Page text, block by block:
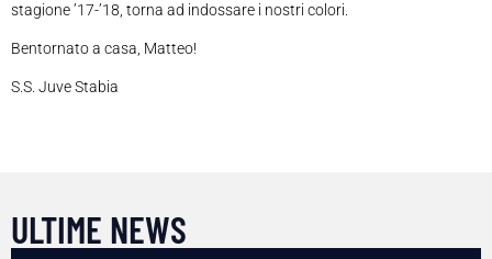
stagione ’17-’18, torna ad indossare i nostri colori.
Bentornato a casa, Matteo!
S.S. Juve Stabia
ULTIME NEWS